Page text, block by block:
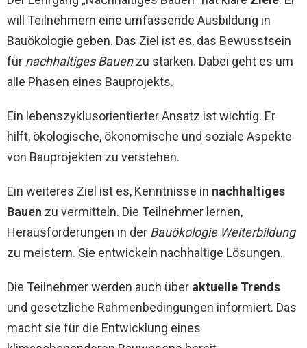
will Teilnehmern eine umfassende Ausbildung in
Bauökologie geben. Das Ziel ist es, das Bewusstsein
für nachhaltiges Bauenzu stärken. Dabei geht es um
alle Phasen eines Bauprojekts.
Ein lebenszyklusorientierter Ansatz ist wichtig. Er
hilft, ökologische, ökonomische und soziale Aspekte
von Bauprojekten zu verstehen.
Ein weiteres Ziel ist es, Kenntnisse in nachhaltiges
Bauen zu vermitteln. Die Teilnehmer lernen,
Herausforderungen in der Bauökologie Weiterbildung
zu meistern. Sie entwickeln nachhaltige Lösungen.
Die Teilnehmer werden auch über aktuelle Trends
und gesetzliche Rahmenbedingungen informiert. Das
macht sie für die Entwicklung eines